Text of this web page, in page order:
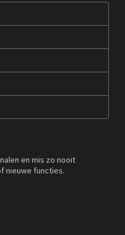
en mis zo nooit
nieuwe functies.